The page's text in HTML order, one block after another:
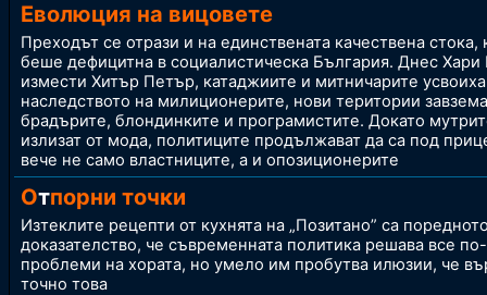
Еволюция на вицовете
Преходът се отрази и на единствената качествена стока,
беше дефицитна в социалистическа България. Днес Хари
измести Хитър Петър, катаджиите и митничарите усвоиха
наследството на милиционерите, нови територии
брадърите, блондинките и програмистите. Докато
излизат от мода, политиците продължават да са под
вече не само властниците, а и опозиционерите
Отпорни точки
Изтеклите рецепти от кухнята на „Позитано” са
доказателство, че съвременната политика решава все
проблеми на хората, но умело им пробутва илюзии, че
точно това